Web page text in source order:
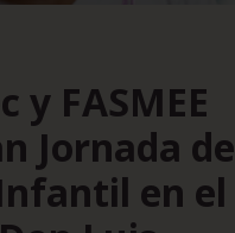
y FASMEE
Jornada de
en el